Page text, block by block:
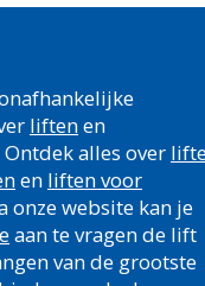
liftenen
alles over
en liften voor
onze website kan je
aan te vragen de lift
van de grootste